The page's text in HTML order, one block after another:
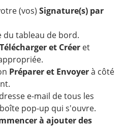
(vos) Signature(s) par
du tableau de bord.
Télécharger et Créer et
Préparer et Envoyerà côté
e-mail de tous les
pop-up qui s'ouvre.
à ajouter des